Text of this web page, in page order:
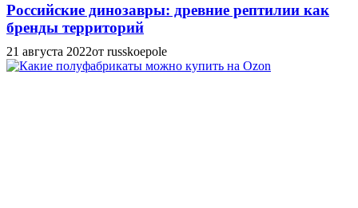
Российские динозавры: древние рептилии как
бренды территорий
21 августа 2022от russkoepole